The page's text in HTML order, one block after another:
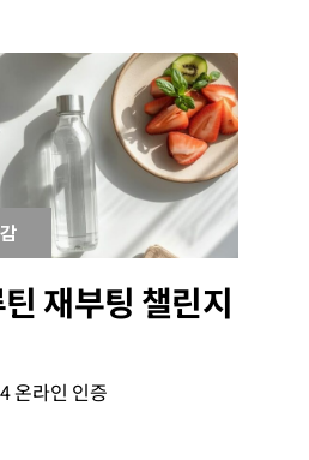
재부팅 챌린지
온라인 인증